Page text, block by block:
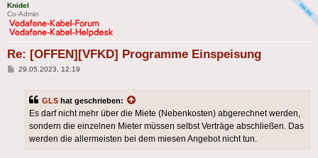
Knidel
Co-Admin
Re: [OFFEN][VFKD] Programme Einspeisung
Beitrag
29.05.2023, 12:19
GLS hat geschrieben:
Es darf nicht mehr über die Miete (Nebenkosten) abgerechnet werden,
sondern die einzelnen Mieter müssen selbst Verträge abschließen. Das
werden die allermeisten bei dem miesen Angebot nicht tun.